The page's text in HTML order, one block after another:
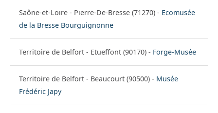
Saône-et-Loire - Pierre-De-Bresse (71270) - Ecomusée
de la Bresse Bourguignonne
Territoire de Belfort - Etueffont (90170) - Forge-Musée
Territoire de Belfort - Beaucourt (90500) - Musée
Frédéric Japy